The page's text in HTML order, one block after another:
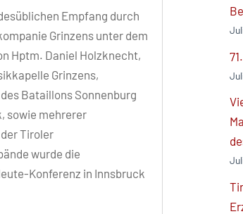
Empfang durch
Grinzens unter dem
Hptm. Daniel Holzknecht,
Grinzens,
Bataillons Sonnenburg
sowie mehrerer
Tiroler
wurde die
Konferenz in Innsbruck